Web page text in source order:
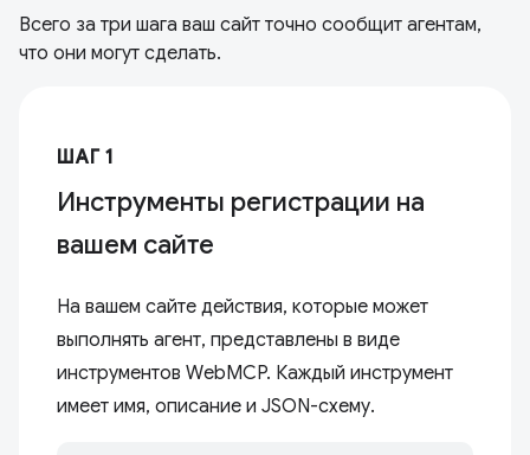
Всего за три шага ваш сайт точно сообщит агентам,
что они могут сделать.
ШАГ 1
Инструменты регистрации на
вашем сайте
На вашем сайте действия, которые может
выполнять агент, представлены в виде
инструментов WebMCP. Каждый инструмент
имеет имя, описание и JSON-схему.